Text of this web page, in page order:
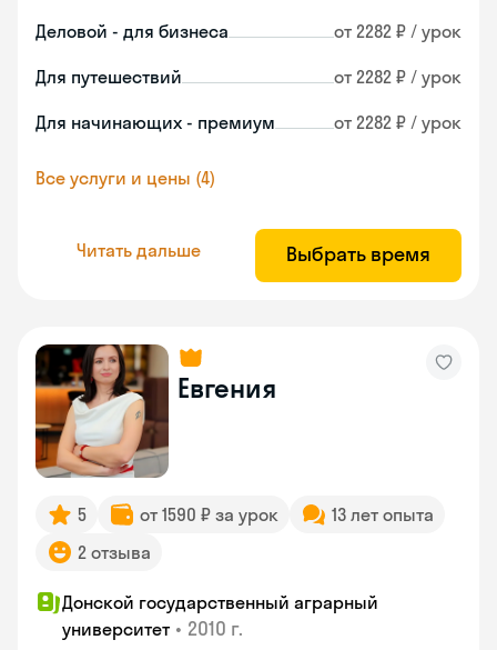
Деловой - для бизнеса от 2282 ₽ / урок
Для путешествий от 2282 ₽ / урок
Для начинающих - премиум от 2282 ₽ / урок
Все услуги и цены (4)
Читать дальше Выбрать время
Евгения
5 от 1590 ₽ за урок
13 лет опыта
2 отзыва
Донской государственный аграрный
университет • 2010 г.